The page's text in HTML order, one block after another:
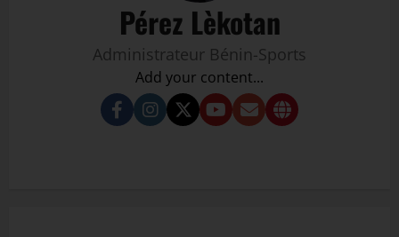
Pérez Lèkotan
Administrateur Bénin-Sports
Add your content...